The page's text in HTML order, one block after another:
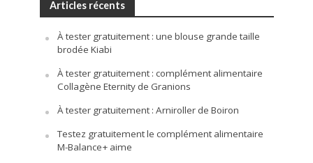
Articles récents
À tester gratuitement : une blouse grande taille
brodée Kiabi
À tester gratuitement : complément alimentaire
Collagène Eternity de Granions
À tester gratuitement : Arniroller de Boiron
Testez gratuitement le complément alimentaire
M-Balance+ aime